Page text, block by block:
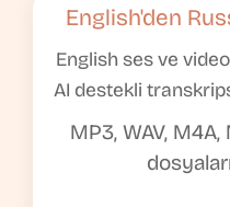
English'den
English ses ve
AI destekli
MP3, WAV,